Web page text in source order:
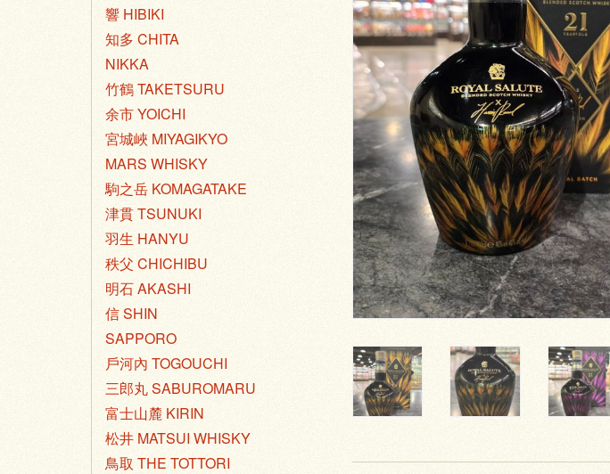
響 HIBIKI
知多 CHITA
NIKKA
竹鶴 TAKETSURU
余市 YOICHI
宮城峽 MIYAGIKYO
MARS WHISKY
駒之岳 KOMAGATAKE
津貫 TSUNUKI
羽生 HANYU
秩父 CHICHIBU
明石 AKASHI
信 SHIN
SAPPORO
戶河內 TOGOUCHI
三郎丸 SABUROMARU
富士山麓 KIRIN
松井 MATSUI WHISKY
鳥取 THE TOTTORI